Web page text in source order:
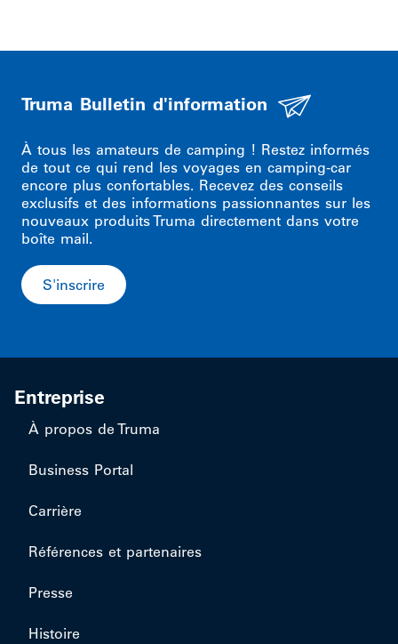
Truma Bulletin d'information
À tous les amateurs de camping ! Restez informés
de tout ce qui rend les voyages en camping-car
encore plus confortables. Recevez des conseils
exclusifs et des informations passionnantes sur les
nouveaux produits Truma directement dans votre
boîte mail.
S'inscrire
Entreprise
À propos de Truma
Business Portal
Carrière
Références et partenaires
Presse
Histoire